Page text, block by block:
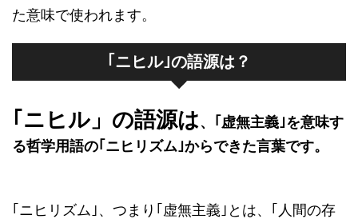
た意味で使われます。
｢ニヒル｣の語源は？
｢ニヒル」の語源は、｢虚無主義｣を意味す
る哲学用語の｢ニヒリズム｣からできた言葉です。
｢ニヒリズム｣、つまり｢虚無主義｣とは、｢人間の存